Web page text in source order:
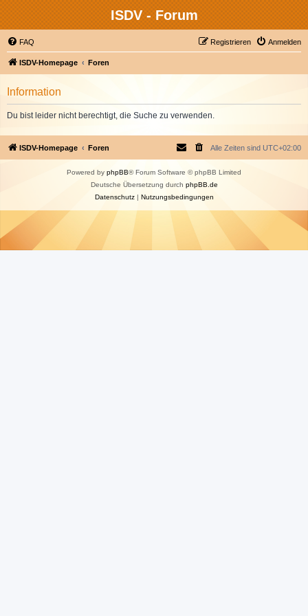
ISDV - Forum
FAQ Anmelden
Registrieren
ISDV-Homepage Foren
Information
Du bist leider nicht berechtigt, die Suche zu verwenden.
ISDV-Homepage Foren Alle Zeiten sind UTC+02:00
Powered by phpBB® Forum Software © phpBB Limited
Deutsche Übersetzung durch phpBB.de
Datenschutz| Nutzungsbedingungen